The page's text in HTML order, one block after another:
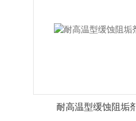
耐高温型缓蚀阻垢